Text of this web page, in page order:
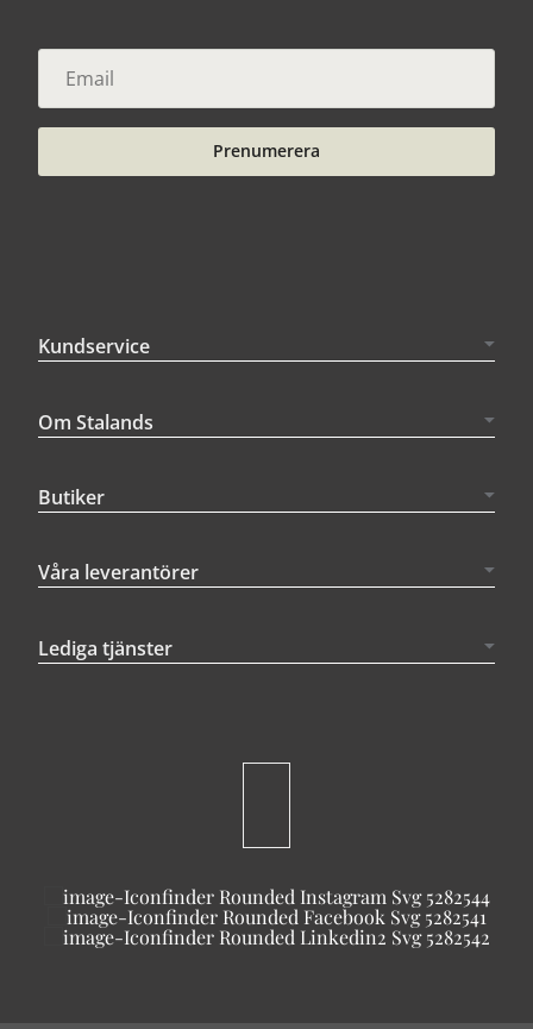
Prenumerera
Kundservice
Om Stalands
Butiker
Våra leverantörer
Lediga tjänster